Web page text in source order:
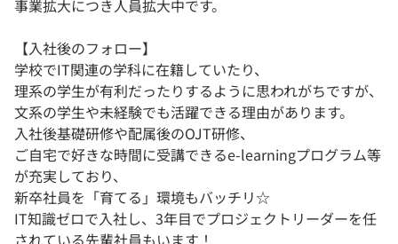
事業拡大につき人員拡大中です。
【入社後のフォロー】
学校でIT関連の学科に在籍していたり、
理系の学生が有利だったりするように思われがちですが、
文系の学生や未経験でも活躍できる理由があります。
入社後基礎研修や配属後のOJT研修、
ご自宅で好きな時間に受講できるe-learningプログラム等
が充実しており、
新卒社員を「育てる」環境もバッチリ☆
IT知識ゼロで入社し、3年目でプロジェクトリーダーを任
されている先輩社員もいます！